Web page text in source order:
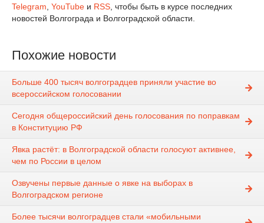
Telegram YouTube и RSS , чтобы быть в курсе последних
новостей Волгограда и Волгоградской области.
Похожие новости
Больше 400 тысяч волгоградцев приняли участие во
всероссийском голосовании
Сегодня общероссийский день голосования по поправкам
в Конституцию РФ
Явка растёт: в Волгоградской области голосуют активнее,
чем по России в целом
Озвучены первые данные о явке на выборах в
Волгоградском регионе
Более тысячи волгоградцев стали «мобильными